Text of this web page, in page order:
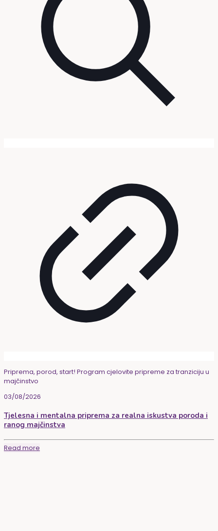
Priprema, porod, start! Program cjelovite pripreme za tranziciju u
majčinstvo
03/08/2026
Tjelesna i mentalna priprema za realna iskustva poroda i
ranog majčinstva
Read more